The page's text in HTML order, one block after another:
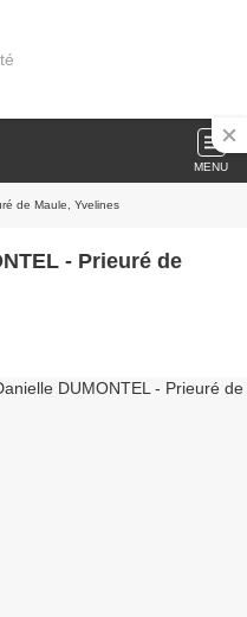
MENU
de Maule, Yvelines
- Prieuré de